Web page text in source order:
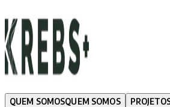
QUEM SOMOSQUEM SOMOS